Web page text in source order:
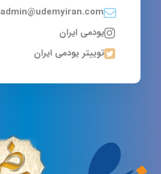
admin@udemyiran.com
یودمی ایران
توییتر یودمی ایران